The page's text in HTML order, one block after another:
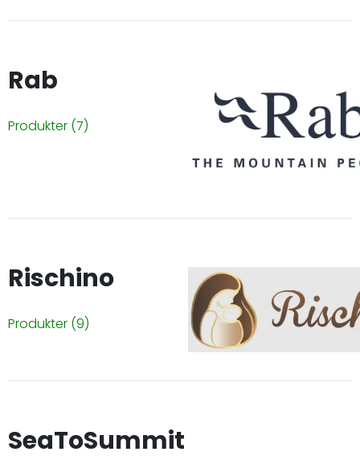
Rab
Produkter (7)
Rischino
Produkter (9)
SeaToSummit